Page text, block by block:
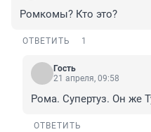
Ромкомы? Кто это?
ОТВЕТИТЬ 1
Гость
21 апреля, 09:58
Рома. Супертуз. Он же
ОТВЕТИТЬ